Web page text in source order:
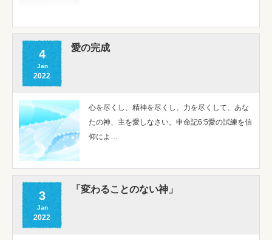
4
Jan
2022
愛の完成
心を尽くし、精神を尽くし、力を尽くして、あな
たの神、主を愛しなさい。申命記6:5愛の試練を信
仰によ…
3
Jan
2022
「変わることのない神」